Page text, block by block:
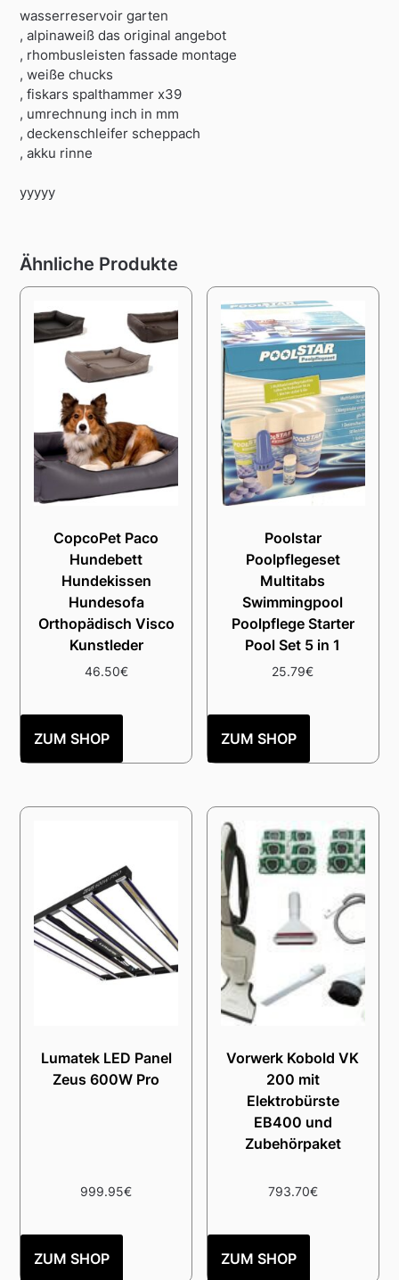
wasserreservoir garten
, alpinaweiß das original angebot
, rhombusleisten fassade montage
, weiße chucks
, fiskars spalthammer x39
, umrechnung inch in mm
, deckenschleifer scheppach
, akku rinne
yyyyy
Ähnliche Produkte
CopcoPet Paco
Hundebett
Hundekissen
Hundesofa
Orthopädisch Visco
Kunstleder
46.50€
ZUM SHOP
Poolstar
Poolpflegeset
Multitabs
Swimmingpool
Poolpflege Starter
Pool Set 5 in 1
25.79€
ZUM SHOP
Lumatek LED Panel
Zeus 600W Pro
999.95€
ZUM SHOP
Vorwerk Kobold VK
200 mit
Elektrobürste
EB400 und
Zubehörpaket
793.70€
ZUM SHOP